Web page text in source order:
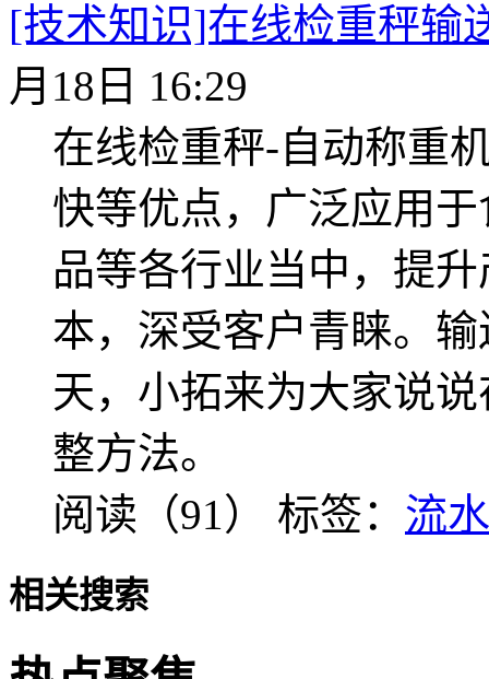
[技术知识]在线检重秤输
月18日 16:29
在线检重秤-自动称重
快等优点，广泛应用
品等各行业当中，提
本，深受客户青睐。
天，小拓来为大家说
整方法。
阅读（91） 标签： 流
相关搜索